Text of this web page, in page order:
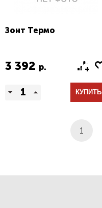
Зонт Термо
3 392 р.
КУПИТЬ
1